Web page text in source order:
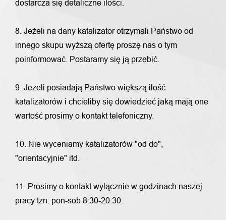
dostarcza się detaliczne ilości.
8. Jeżeli na dany katalizator otrzymali Państwo od
innego skupu wyższą ofertę proszę nas o tym
poinformować. Postaramy się ją przebić.
9. Jeżeli posiadają Państwo większą ilość
katalizatorów i chcieliby się dowiedzieć jaką mają one
wartość prosimy o kontakt telefoniczny.
10. Nie wyceniamy katalizatorów "od do",
"orientacyjnie" itd.
11. Prosimy o kontakt wyłącznie w godzinach naszej
pracy tzn. pon-sob 8:30-20:30.